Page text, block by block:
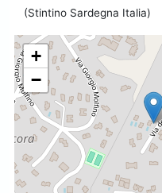
(Stintino Sardegna Italia)
+
−